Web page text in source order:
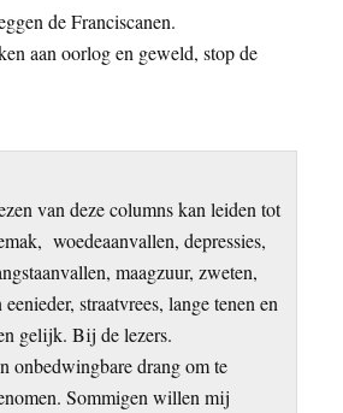
de Franciscanen.
aan oorlog en geweld, stop de
van deze columns kan leiden tot
woedeaanvallen, depressies,
maagzuur, zweten,
straatvrees, lange tenen en
gelijk. Bij de lezers.
onbedwingbare drang om te
Sommigen willen mij